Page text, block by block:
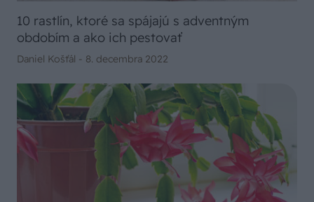
10 rastlín, ktoré sa spájajú s adventným
obdobím a ako ich pestovať
Daniel Košťál - 8. decembra 2022